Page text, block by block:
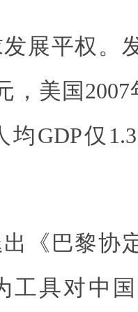
展平权。
，美国
均GDP仅
《巴黎协
工具对中